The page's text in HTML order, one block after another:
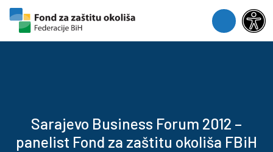
Skip to content
Skip to footer
Menu
Sarajevo Business Forum 2012 –
panelist Fond za zaštitu okoliša FBiH